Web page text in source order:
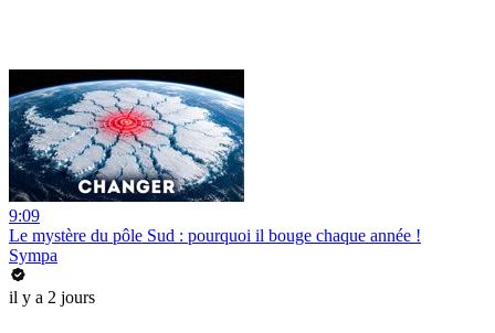
9:09
Le mystère du pôle Sud : pourquoi il bouge chaque année !
Sympa
il y a 2 jours